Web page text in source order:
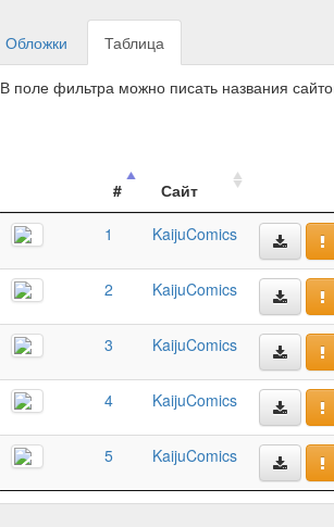
Обложки Таблица
В поле фильтра можно писать названия
#
Сайт
1
KaijuComics
2 KaijuComics
3 KaijuComics
4 KaijuComics
5 KaijuComics